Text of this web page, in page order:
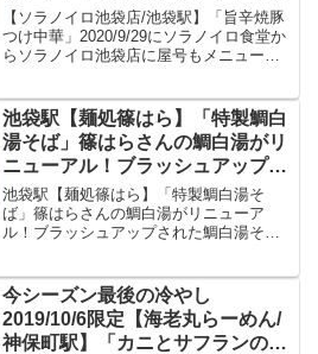
池袋店に屋号もメニューも一新し
て祝リニューアルオープン。新メ
ニューの辛味が美味しいつけ麺を
【ソラノイロ池袋店/池袋駅】「旨辛焼豚
つけ中華」2020/9/29にソラノイロ食堂か
らソラノイロ池袋店に屋号もメニューも
いてきました。【ソラノイロ池袋店/池袋
駅】２０１...
池袋駅【麺処篠はら】「特製鯛白
湯そば」篠はらさんの鯛白湯がリ
ニューアル！ブラッシュアップさ
れた鯛白湯そばをいただいてきま
した！
池袋駅【麺処篠はら】「特製鯛白湯そ
ば」篠はらさんの鯛白湯がリニューア
ル！ブラッシュアップされた鯛白湯そば
区なHOTエリアになりつつありますね。
連食も面白いエリアになって...
今シーズン最後の冷やし
2019/10/6限定【海老丸らーめん/
神保町駅】「カニとサフランの冷